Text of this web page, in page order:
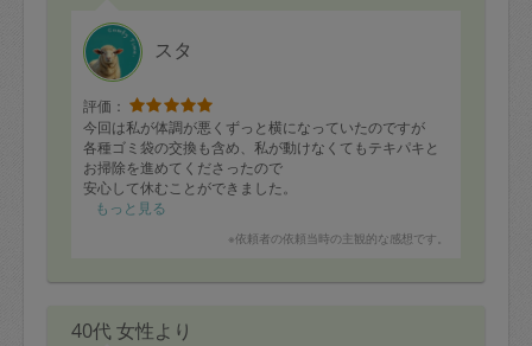
スタ
評価：
今回は私が体調が悪くずっと横になっていたのですが
各種ゴミ袋の交換も含め、私が動けなくてもテキパキと
お掃除を進めてくださったので
安心して休むことができました。
もとてもありがたかったです。
心から信頼できるタスカジさんと出逢えて嬉しく思って
もっと見る
※依頼者の依頼当時の主観的な感想です。
40代 女性より